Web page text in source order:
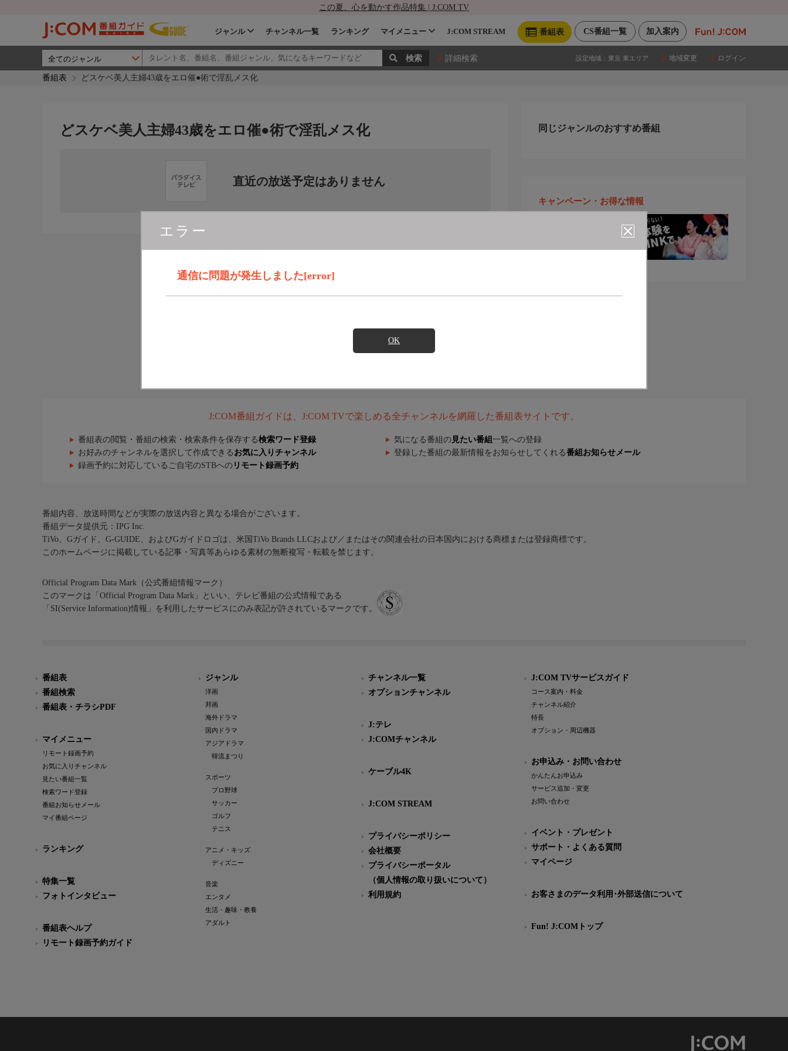
この夏、心を動かす作品特集 | J:COM TV
加入案内
CS番組一覧
番組表
ジャンル チャンネル一覧 ランキング マイメニュー J:COM STREAM
詳細検索 設定地域： 東京 東エリア 地域変更 ログイン
番組表 どスケベ美人主婦43歳をエロ催●術で淫乱メス化
エラー
通信に問題が発生しました[error]
OK
どスケベ美人主婦43歳をエロ催●術で淫乱メス化
直近の放送予定はありません
同じジャンルのおすすめ番組
キャンペーン・お得な情報
J:COM番組ガイドは、J:COM TVで楽しめる全チャンネルを網羅した番組表サイトです。
番組表の閲覧・番組の検索・検索条件を保存する検索ワード登録 気になる番組の 見たい番組 一覧への登録
お好みのチャンネルを選択して作成できる お気に入りチャンネル 登録した番組の最新情報をお知らせしてくれる番組お知らせメール
録画予約に対応しているご自宅のSTBへの リモート録画予約
番組内容、放送時間などが実際の放送内容と異なる場合がございます。
番組データ提供元：IPG Inc.
TiVo、Gガイド、G-GUIDE、およびGガイドロゴは、米国TiVo Brands LLCおよび／またはその関連会社の日本国内における商標または登録商標です。
このホームページに掲載している記事・写真等あらゆる素材の無断複写・転載を禁じます。
Official Program Data Mark（公式番組情報マーク）
このマークは「Official Program Data Mark」といい、テレビ番組の公式情報である
「SI(Service Information)情報」を利用したサービスにのみ表記が許されているマークです。
番組表
番組検索
番組表・チラシPDF
マイメニュー
リモート録画予約
お気に入りチャンネル
見たい番組一覧
検索ワード登録
番組お知らせメール
マイ番組ページ
ランキング
特集一覧
フォトインタビュー
番組表ヘルプ
リモート録画予約ガイド
ジャンル
洋画
邦画
海外ドラマ
国内ドラマ
アジアドラマ
韓流まつり
スポーツ
プロ野球
サッカー
ゴルフ
テニス
アニメ・キッズ
ディズニー
音楽
エンタメ
生活・趣味・教養
アダルト
チャンネル一覧
オプションチャンネル
J:テレ
J:COMチャンネル
ケーブル4K
J:COM STREAM
プライバシーポリシー
会社概要
プライバシーポータル
（個人情報の取り扱いについて）
利用規約
J:COM TVサービスガイド
コース案内・料金
チャンネル紹介
特長
オプション・周辺機器
お申込み・お問い合わせ
かんたんお申込み
サービス追加・変更
お問い合わせ
イベント・プレゼント
サポート・よくある質問
マイページ
お客さまのデータ利用･外部送信について
Fun! J:COMトップ